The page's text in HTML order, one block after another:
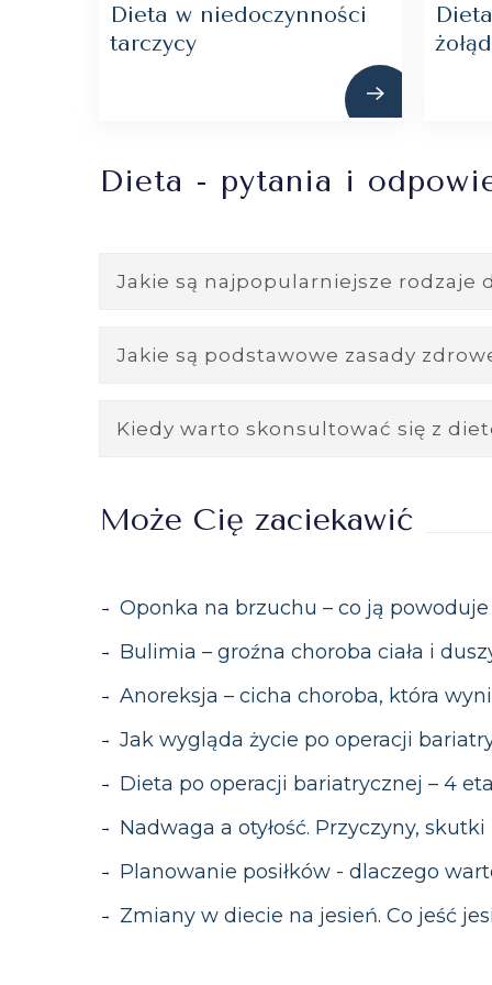
Dieta w niedoczynności
tarczycy
Dieta - pytania i
Jakie są najpopularniejsze rodzaje
Istnieje wiele popularnych
redukcja masy ciała, zwiększenie
Jakie są podstawowe zasady
Zdrowa dieta powinna być
które mogą prowadzić do
Kiedy warto skonsultować się z
ciała, poprawę wyników badań) lub
zrównoważony.
Może Cię zaciekawić
Oponka na brzuchu – co ją
Bulimia – groźna choroba ciała i
Anoreksja – cicha choroba, która
Jak wygląda życie po operacji
Dieta po operacji bariatrycznej – 4
Nadwaga a otyłość. Przyczyny, skutki
Planowanie posiłków - dlaczego
Zmiany w diecie na jesień. Co jeść